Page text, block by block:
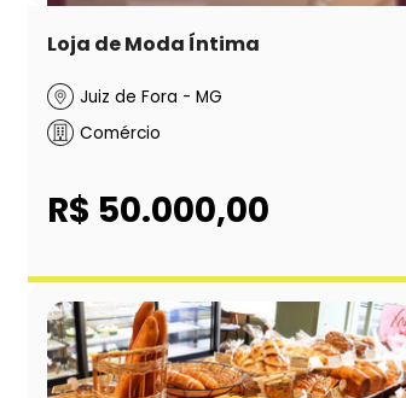
Loja de Moda Íntima
Juiz de Fora - MG
Comércio
R$ 50.000,00